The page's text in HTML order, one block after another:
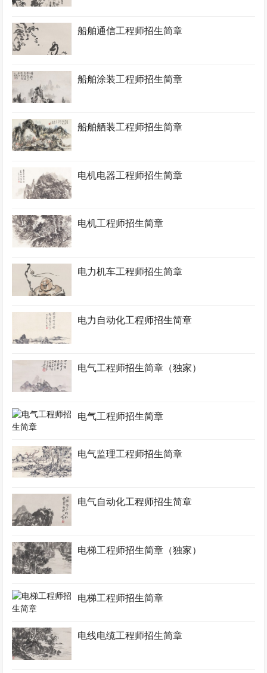
船舶通信工程师招生简章
船舶涂装工程师招生简章
船舶舾装工程师招生简章
电机电器工程师招生简章
电机工程师招生简章
电力机车工程师招生简章
电力自动化工程师招生简章
电气工程师招生简章（独家）
电气工程师招生简章
电气监理工程师招生简章
电气自动化工程师招生简章
电梯工程师招生简章（独家）
电梯工程师招生简章
电线电缆工程师招生简章